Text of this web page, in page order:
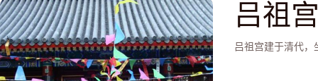
吕祖
吕祖宫建于清代，